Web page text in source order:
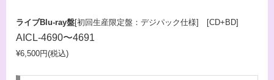
ライブBlu-ray盤[初回生産限定盤：デジパック仕様] [CD+BD]
AICL-4690〜4691
¥6,500円(税込)